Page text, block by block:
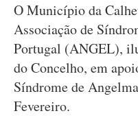
O Município da
Associação de
Portugal (ANGEL),
do Concelho, em
Síndrome de
Fevereiro.